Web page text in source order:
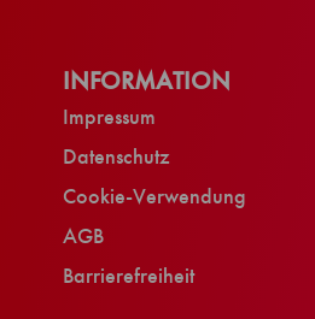
INFORMATION
Impressum
Datenschutz
Cookie-Verwendung
AGB
Barrierefreiheit